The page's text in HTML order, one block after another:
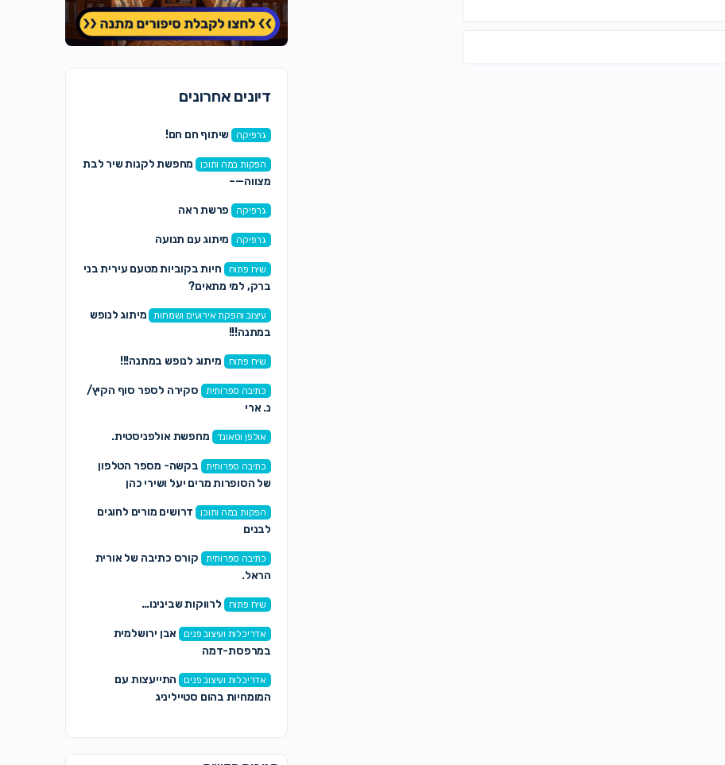
דיונים אחרונים
גרפיקה שיתוף חם חם!
הפקות במה ותוכן
מחפשת לקנות שיר לבת
מצווה—–
גרפיקה פרשת ראה
גרפיקה מיתוג עם תנועה
שיח פתוח
חיות בקוביות מטעם עירית בני
ברק, למי מתאים?
עיצוב והפקת אירועים ושמחות
מיתוג לנופש
במתנה!!!
שיח פתוח מיתוג לנופש במתנה!!!
כתיבה ספרותית
סקירה לספר סוף הקיץ/
נ. ארי
אולפן וסאונד מחפשת אולפניסטית.
כתיבה ספרותית
בקשה- מספר הטלפון
של הסופרות מרים יעל ושירי כהן
הפקות במה ותוכן
דרושים מורים לחוגים
לבנים
כתיבה ספרותית
קורס כתיבה של אורית
הראל.
שיח פתוח לרווקות שבינינו…
אדריכלות ועיצוב פנים
אבן ירושלמית
במרפסת-דמה
אדריכלות ועיצוב פנים
התייעצות עם
המומחיות בהום סטייליניג